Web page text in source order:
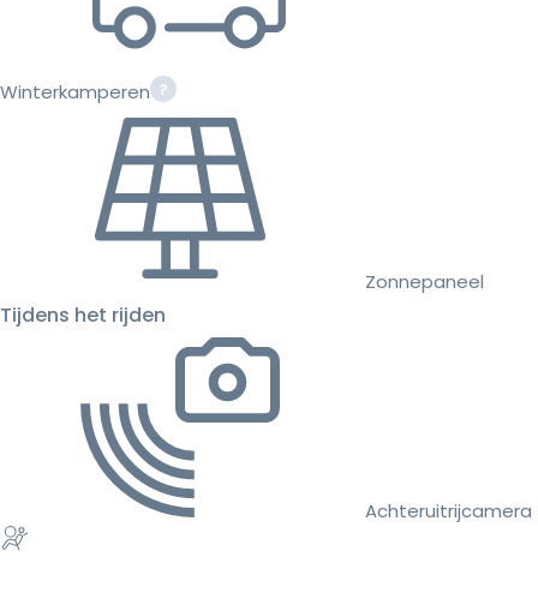
Winterkamperen
Zonnepaneel
Tijdens het rijden
Achteruitrijcamera